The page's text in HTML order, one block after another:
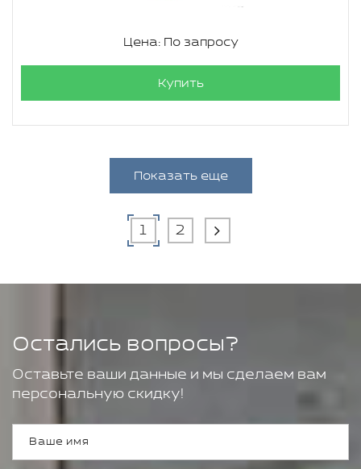
Цена: По запросу
Купить
Показать еще
1 2
Остались вопросы?
Оставьте ваши данные и мы сделаем вам
персональную скидку!